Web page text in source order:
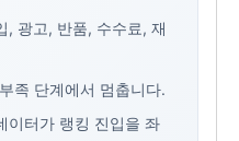
, 광고, 반품, 수수료, 재
족 단계에서 멈춥니다.
이터가 랭킹 진입을 좌